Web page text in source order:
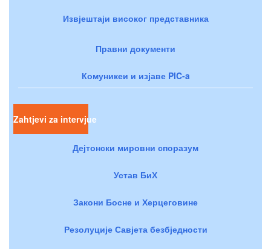
Извјештаји високог представника
Правни документи
Комуникеи и изјаве PIC-a
Zahtjevi za intervjue
Дејтонски мировни споразум
Устав БиХ
Закони Босне и Херцеговине
Резолуције Савјета безбједности